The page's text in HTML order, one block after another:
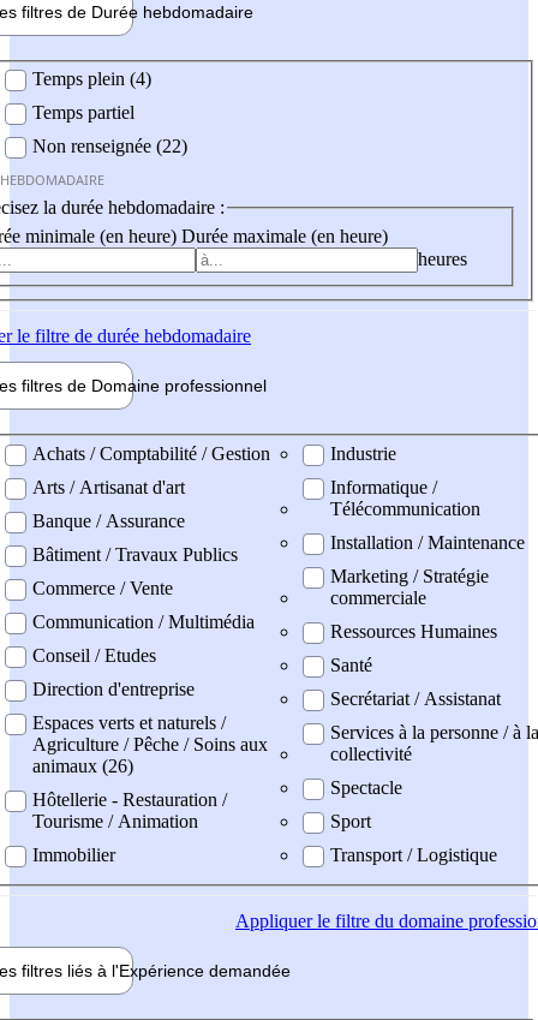
filtres de Durée hebdomadaire
Temps plein (4)
Temps partiel
Non renseignée (22)
la durée hebdomadaire :
minimale (en heure) Durée maximale (en heure)
heures
le filtre de durée hebdomadaire
filtres de Domaine professionnel
professionel
Achats / Comptabilité / Gestion
Arts / Artisanat d'art
Banque / Assurance
Bâtiment / Travaux Publics
Commerce / Vente
Communication / Multimédia
Conseil / Etudes
Direction d'entreprise
Espaces verts et naturels /
Agriculture / Pêche / Soins aux
animaux (26)
Hôtellerie - Restauration /
Tourisme / Animation
Immobilier
Industrie
Informatique /
Télécommunication
Installation / Maintenance
Marketing / Stratégie
commerciale
Ressources Humaines
Santé
Secrétariat / Assistanat
Services à la personne / à la
collectivité
Spectacle
Sport
Transport / Logistique
Appliquerle filtre du domaine
filtres liés à l'Expérience demandée